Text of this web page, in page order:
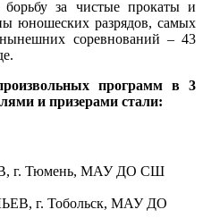
за чистые прокаты и
юношеских разрядов, самых
соревнований – 43
программ в 3
и призерами стали:
г. Тюмень, МАУ ДО СШ
г. Тобольск, МАУ ДО